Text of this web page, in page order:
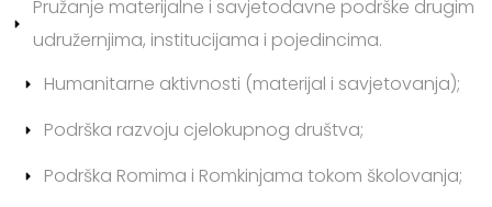
Pružanje materijalne i savjetodavne podrške drugim
udružernjima, institucijama i pojedincima.
Humanitarne aktivnosti (materijal i savjetovanja);
Podrška razvoju cjelokupnog društva;
Podrška Romima i Romkinjama tokom školovanja;